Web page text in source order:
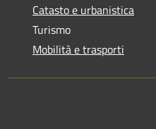
Catasto e urbanistica
Turismo
Mobilità e trasporti